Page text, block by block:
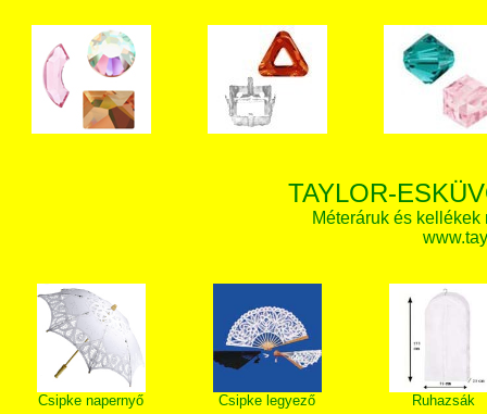
TAYLOR-
Méteráruk és
Csipke napernyő Csipke legyező Ruhazsák